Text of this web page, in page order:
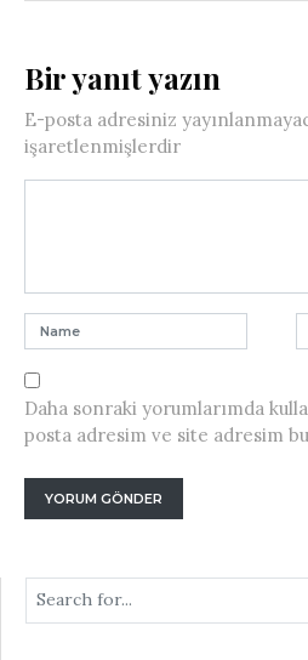
Bir yanıt yazın
E-posta adresiniz
işaretlenmişlerdir
Daha sonraki yorumlarımda
posta adresim ve site adresim